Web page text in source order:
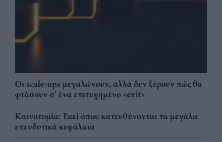
Οι scale-ups μεγαλώνουν, αλλά δεν ξέρουν πώς θα
φτάσουν σ' ένα επιτυχημένο «exit»
Καινοτομία: Εκεί όπου κατευθύνονται τα μεγάλα
επενδυτικά κεφάλαια